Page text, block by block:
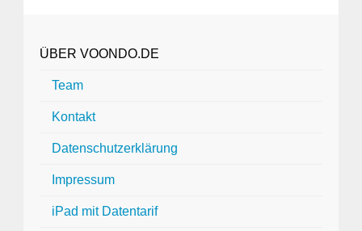
ÜBER VOONDO.DE
Team
Kontakt
Datenschutzerklärung
Impressum
iPad mit Datentarif